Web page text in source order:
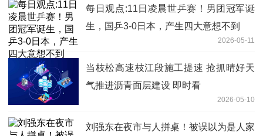
每日观点:11日凌晨世乒赛！男团冠军诞
生，国乒3-0日本，产生四大意想不到
2026-05-11
当枝松高速枝江段施工提速 抢抓晴好天
气推进沥青面层建设 即时看
2026-05-10
刘强东在夜市与人拼桌！被误以为是人家